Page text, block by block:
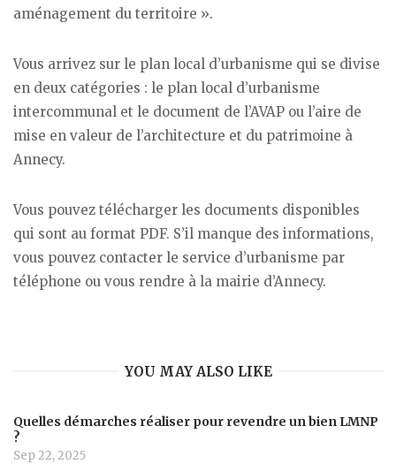
aménagement du territoire ».
Vous arrivez sur le plan local d’urbanisme qui se divise
en deux catégories : le plan local d’urbanisme
intercommunal et le document de l’AVAP ou l’aire de
mise en valeur de l’architecture et du patrimoine à
Annecy.
Vous pouvez télécharger les documents disponibles
qui sont au format PDF. S’il manque des informations,
vous pouvez contacter le service d’urbanisme par
téléphone ou vous rendre à la mairie d’Annecy.
YOU MAY ALSO LIKE
Quelles démarches réaliser pour revendre un bien LMNP
?
Sep 22, 2025